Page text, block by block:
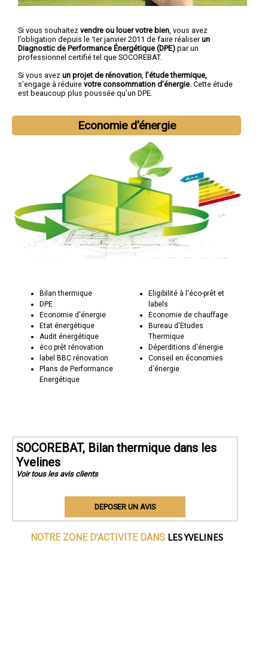
Si vous souhaitez vendre ou louer votre bien, vous avez
l’obligation depuis le 1er janvier 2011 de faire réaliserun
Diagnostic de Performance Énergétique (DPE) par un
professionnel certifié tel que SOCOREBAT.
Si vous avez un projet de rénovation, l’étude thermique,
s’engage à réduire votre consommation d’énergie. Cette étude
est beaucoup plus poussée qu’un DPE.
Economie d'énergie
Bilan thermique
DPE
Economie d'énergie
Etat énergétique
Audit énergétique
éco prêt rénovation
label BBC rénovation
Plans de Performance
Energétique
Eligibilité à l'éco-prêt et
labels
Economie de chauffage
Bureau d'Etudes
Thermique
Déperditions d'énergie
Conseil en économies
d'énergie
SOCOREBAT, Bilan thermique dans les
Yvelines
Voir tous les avis clients
DEPOSER UN AVIS
NOTRE ZONE D'ACTIVITE DANS LES YVELINES